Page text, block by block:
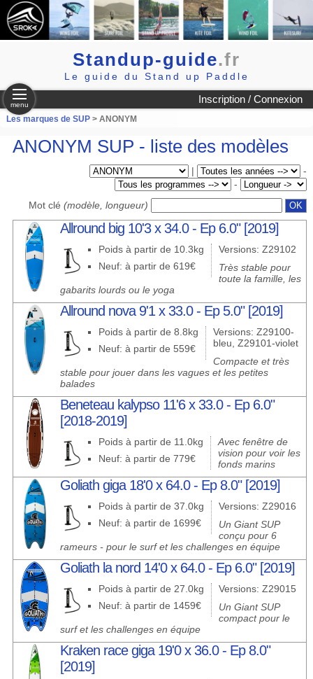
Standup-guide.fr
Le guide du Stand up Paddle
Inscription / Connexion
menu
Les marques de SUP> ANONYM
ANONYM SUP - liste des modèles
|
-
-
Mot clé(modèle, longueur)
Allround big 10'3 x 34.0 - Ep 6.0" [2019]
Poids à partir de 10.3kg
Neuf: à partir de 619€
Versions: Z29102
Très stable pour
toute la famille, les
gabarits lourds ou le yoga
Allround nova 9'1 x 33.0 - Ep 5.0" [2019]
Poids à partir de 8.8kg
Neuf: à partir de 559€
Versions: Z29100-
bleu, Z29101-violet
Compacte et très
stable pour jouer dans les vagues et les petites
balades
Beneteau kalypso 11'6 x 33.0 - Ep 6.0"
[2018-2019]
Poids à partir de 11.0kg
Neuf: à partir de 779€
Avec fenêtre de
vision pour voir les
fonds marins
Goliath giga 18'0 x 64.0 - Ep 8.0" [2019]
Poids à partir de 37.0kg
Neuf: à partir de 1699€
Versions: Z29016
Un Giant SUP
conçu pour 6
rameurs - pour le surf et les challenges en équipe
Goliath la nord 14'0 x 64.0 - Ep 6.0" [2019]
Poids à partir de 27.0kg
Neuf: à partir de 1459€
Versions: Z29015
Un Giant SUP
compact pour le
surf et les challenges en équipe
Kraken race giga 19'0 x 36.0 - Ep 8.0"
[2019]